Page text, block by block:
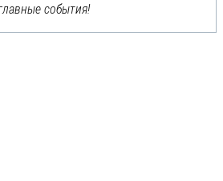
события!